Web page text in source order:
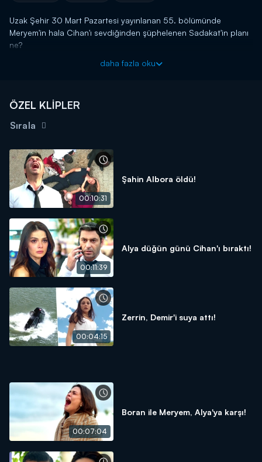
Uzak Şehir 30 Mart Pazartesi yayınlanan 55. bölümünde
Meryem'in hala Cihan'ı sevdiğinden şüphelenen Sadakat'in planı
ne?
Uzak Şehir yeni bölümleriyle pazartesi akşamları Kanal D'de!
daha fazla oku
ÖZEL KLİPLER
Sırala
00:10:31
Şahin Albora öldü!
00:11:39
Alya düğün günü Cihan'ı bıraktı!
00:04:15
Zerrin, Demir'i suya attı!
00:07:04
Boran ile Meryem, Alya'ya karşı!